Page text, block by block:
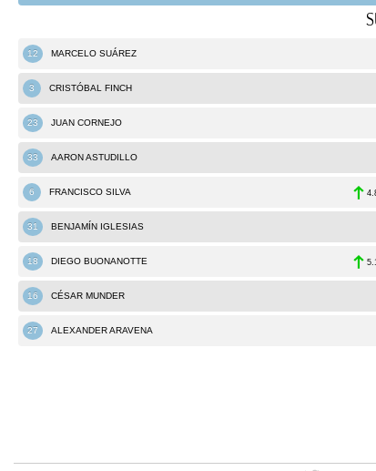
12 MARCELO SUÁREZ
3 CRISTÓBAL FINCH
23 JUAN CORNEJO
33 AARON ASTUDILLO
6 FRANCISCO SILVA
31 BENJAMÍN IGLESIAS
18 DIEGO BUONANOTTE
16 CÉSAR MUNDER
27 ALEXANDER ARAVENA